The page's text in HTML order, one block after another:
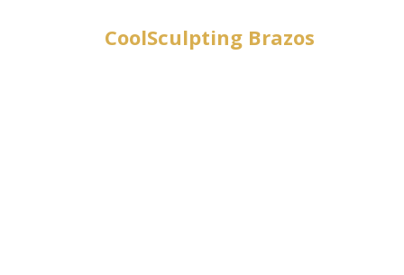
CoolSculpting Brazos